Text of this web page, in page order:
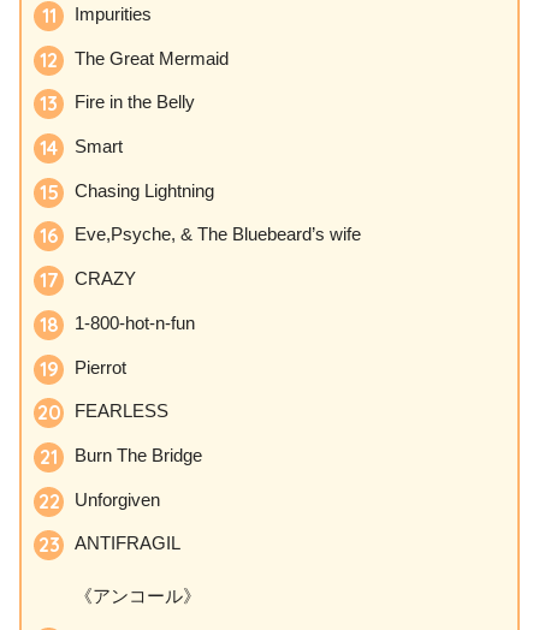
Impurities
The Great Mermaid
Fire in the Belly
Smart
Chasing Lightning
Eve,Psyche, & The Bluebeard’s wife
CRAZY
1-800-hot-n-fun
Pierrot
FEARLESS
Burn The Bridge
Unforgiven
ANTIFRAGIL
《アンコール》